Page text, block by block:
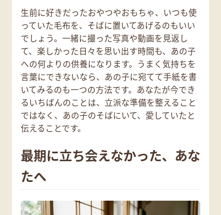
生前に好きだったおやつやおもちゃ、いつも使
っていた毛布を、そばに置いてあげるのもいい
でしょう。一緒に撮った写真や動画を見返し
て、楽しかった日々を思い出す時間も、あの子
への何よりの供養になります。うまく気持ちを
言葉にできないなら、あの子に宛てて手紙を書
いてみるのも一つの方法です。あなたが今でき
るいちばんのことは、立派な準備を整えること
ではなく、あの子のそばにいて、愛していたと
伝えることです。
最期に立ち会えなかった、あな
たへ